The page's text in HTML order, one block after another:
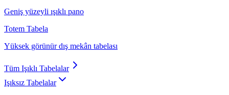
Geniş yüzeyli ışıklı pano
Totem Tabela
Yüksek görünür dış mekân tabelası
Tüm Işıklı Tabelalar
Işıksız Tabelalar